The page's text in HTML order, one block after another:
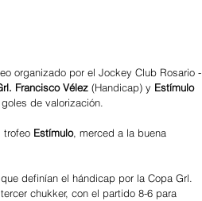
organizado por el Jockey Club Rosario -
Francisco Vélez (Handicap) y Estímulo
de valorización.
Estímulo, merced a la buena
definían el hándicap por la Copa Grl.
chukker, con el partido 8-6 para